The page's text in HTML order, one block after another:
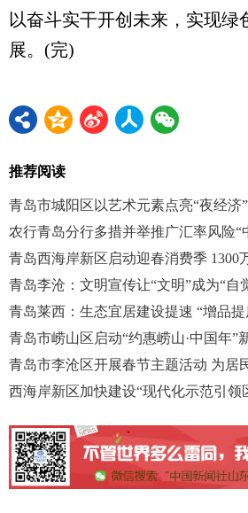
以奋斗实干开创未来，实现绿
展。(完)
推荐阅读
青岛西海岸新区启动迎春消费季 1300
青岛李沧：文明宣传让“文明”成为“自
青岛莱西：生态宜居建设提速 “增品提
青岛市崂山区启动“约惠崂山·中国年”
青岛市李沧区开展春节主题活动 为居
西海岸新区加快建设“现代化示范引领